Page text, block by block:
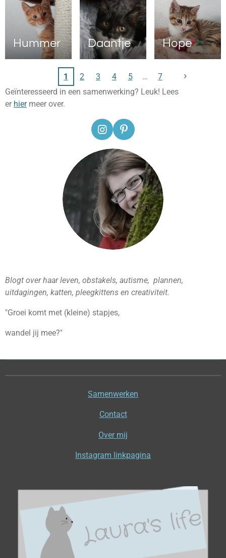
Hummer Daantje Hope
1 2 3 4 5
7
Geïnteresseerd in een samenwerking? Leuk! Lees
er hiermeer over.
I
n
s
t
a
g
m
P
i
n
t
e
r
e
s
t
Blogt over haar leven, obstakels, autisme, plannen,
uitdagingen, katten, pleegkittens en creativiteit.
"Groei komt met (kleine) stapjes,
wandel jij mee?"
Samenwerken
Contact
Over mij
Instagram linkpagina